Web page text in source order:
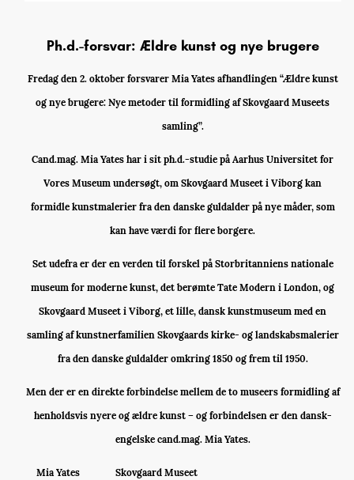
Ph.d.-forsvar: Ældre kunst og nye brugere
Fredag den 2. oktober forsvarer Mia Yates afhandlingen “Ældre kunst
og nye brugere: Nye metoder til formidling af Skovgaard Museets
samling”.
Cand.mag. Mia Yates har i sit ph.d.-studie på Aarhus Universitet for
Vores Museum undersøgt, om Skovgaard Museet i Viborg kan
formidle kunstmalerier fra den danske guldalder på nye måder, som
kan have værdi for flere borgere.
Set udefra er der en verden til forskel på Storbritanniens nationale
museum for moderne kunst, det berømte Tate Modern i London, og
Skovgaard Museet i Viborg, et lille, dansk kunstmuseum med en
samling af kunstnerfamilien Skovgaards kirke- og landskabsmalerier
fra den danske guldalder omkring 1850 og frem til 1950.
Men der er en direkte forbindelse mellem de to museers formidling af
henholdsvis nyere og ældre kunst – og forbindelsen er den dansk-
engelske cand.mag. Mia Yates.
Mia Yates Skovgaard Museet